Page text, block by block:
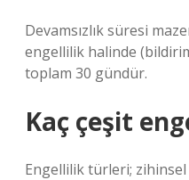
Devamsızlık süresi
engellilik halinde
toplam 30 gündür.
Kaç çeşit
Engellilik türleri;